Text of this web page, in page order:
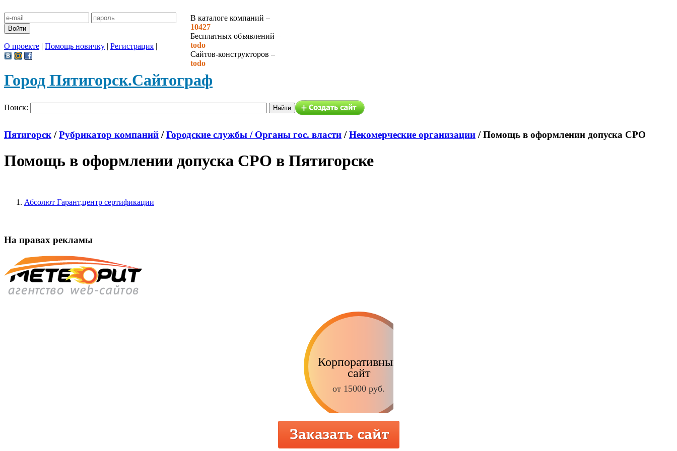
В каталоге компаний –
10427
Бесплатных объявлений –
todo
Сайтов-конструкторов –
todo
О проекте | Помощь новичку | Регистрация |
Город Пятигорск.Сайтограф
Поиск:
Пятигорск /Рубрикатор компаний /Городские службы / Органы гос. власти /Некомерческие организации /Помощь в оформлении допуска СРО
Помощь в оформлении допуска СРО в Пятигорске
Абсолют Гарант,центр сертификации
На правах рекламы
Корпоративный
сайт
от 15000 руб.